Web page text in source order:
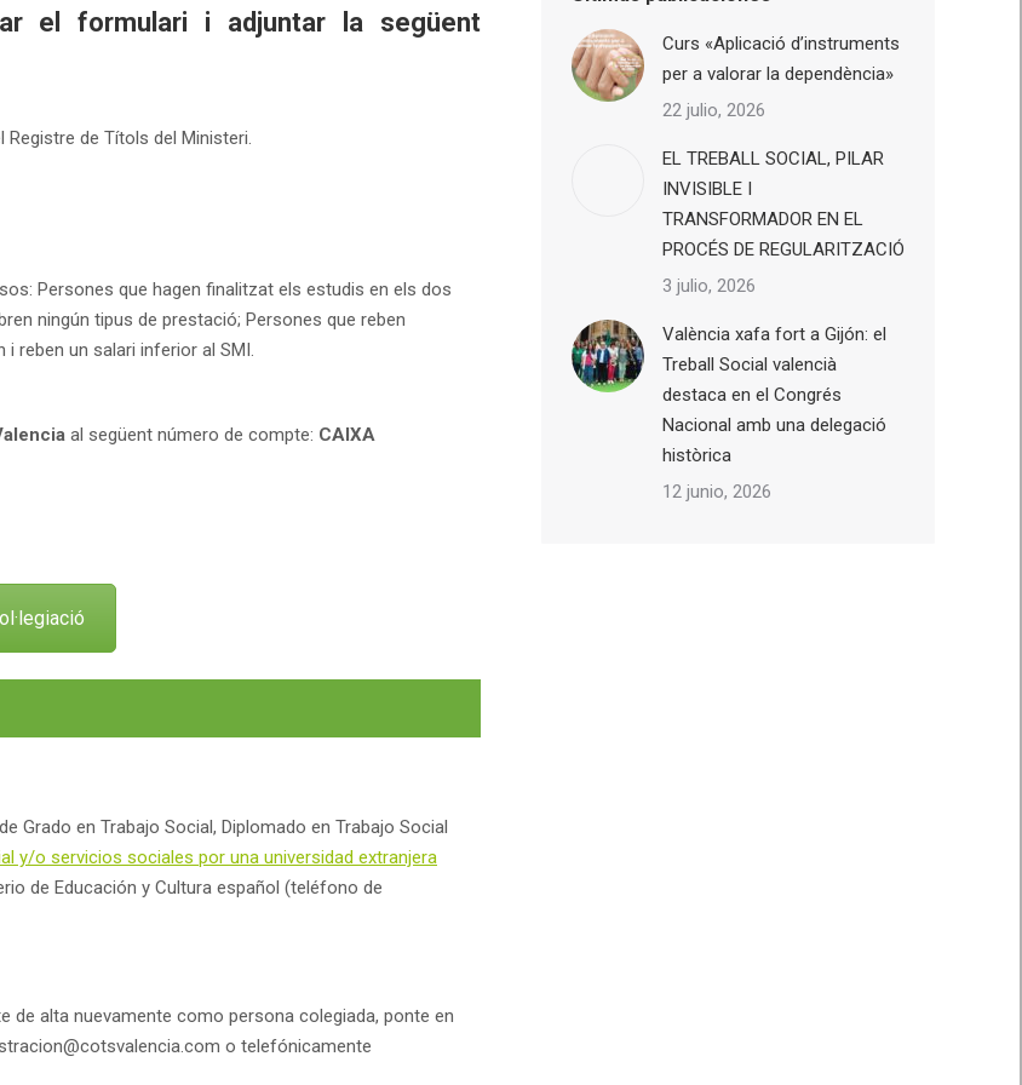
el formulari i adjuntar la següent
de Títols del Ministeri.
Persones que hagen finalitzat els estudis en els dos
ningún tipus de prestació; Persones que reben
reben un salari inferior al SMI.
al següent número de compte: CAIXA
Grado en Trabajo Social, Diplomado en Trabajo Social
y/o servicios sociales por una universidad extranjera
de Educación y Cultura español (teléfono de
de alta nuevamente como persona colegiada, ponte en
o telefónicamente
Curs «Aplicació d’instruments
per a valorar la dependència»
22 julio, 2026
EL TREBALL SOCIAL, PILAR
INVISIBLE I
TRANSFORMADOR EN EL
PROCÉS DE REGULARITZACIÓ
3 julio, 2026
València xafa fort a Gijón: el
Treball Social valencià
destaca en el Congrés
Nacional amb una delegació
històrica
12 junio, 2026